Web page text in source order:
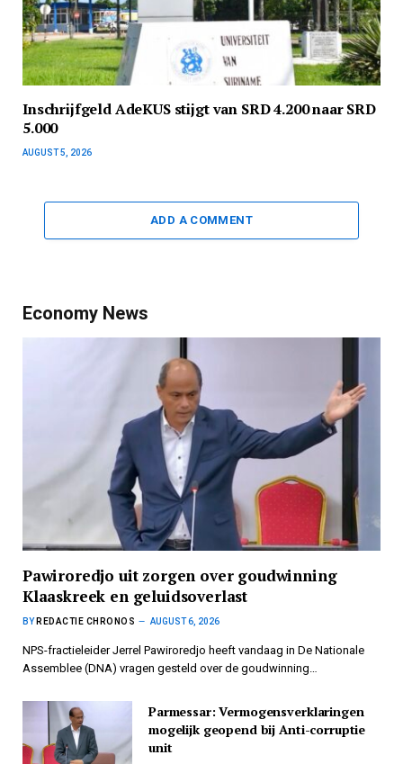
Inschrijfgeld AdeKUS stijgt van SRD 4.200 naar SRD
5.000
AUGUST 5, 2026
ADD A COMMENT
Economy News
Pawiroredjo uit zorgen over goudwinning
Klaaskreek en geluidsoverlast
BY REDACTIE CHRONOS AUGUST 6, 2026
NPS-fractieleider Jerrel Pawiroredjo heeft vandaag in De Nationale
Assemblee (DNA) vragen gesteld over de goudwinning…
Parmessar: Vermogensverklaringen
mogelijk geopend bij Anti-corruptie
unit